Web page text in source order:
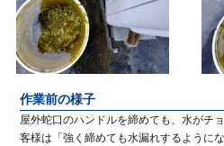
作業前の様子
屋外蛇口のハンドルを締めても、水がチ
客様は「強く締めても水漏れするように